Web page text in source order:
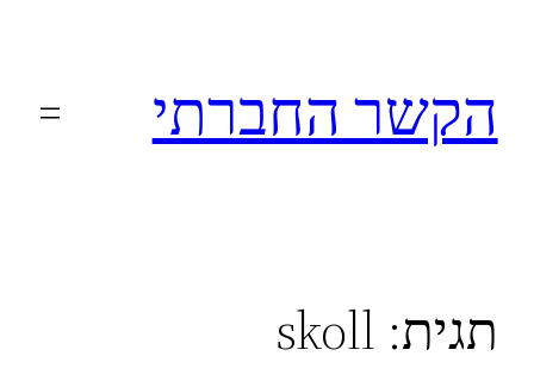
הקשר החברתי
תגית: skoll